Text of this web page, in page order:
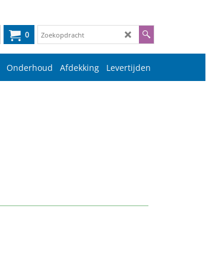
0
Onderhoud Afdekking Levertijden